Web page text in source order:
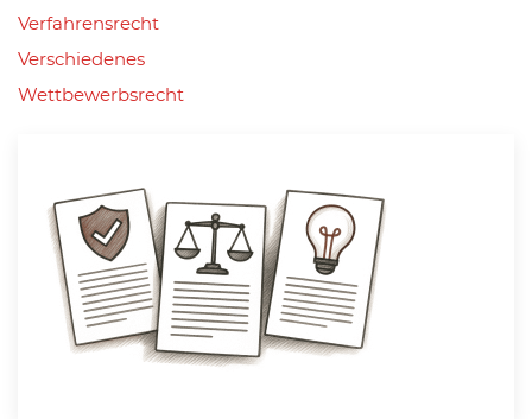
Verfahrensrecht
Verschiedenes
Wettbewerbsrecht